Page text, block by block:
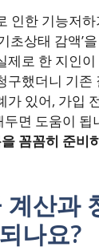
인한 기능저
초상태 감액’
제로 한 지인
구했더니 기존
가 있어, 가입
면 도움이 됩
꼼꼼히 준비
계산과
나요?